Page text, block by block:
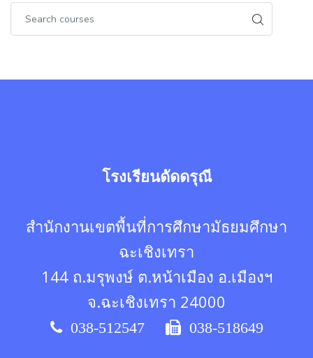
โรงเรียนดัดดรุณี
สำนักงานเขตพื้นที่การศึกษามัธยมศึกษา
ฉะเชิงเทรา
144 ถ.มรุพงษ์ ต.หน้าเมือง อ.เมืองฯ
จ.ฉะเชิงเทรา 24000
038-512547 038-518649